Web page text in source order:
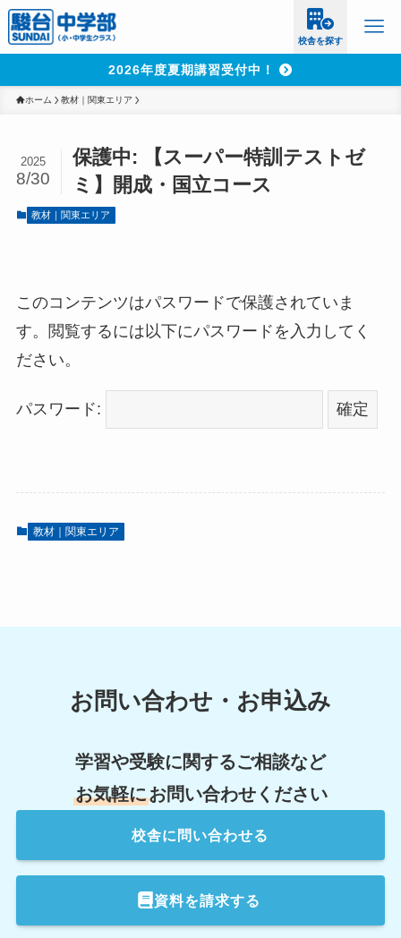
校舎を探す
2026年度夏期講習受付中！
ホーム 教材｜関東エリア
保護中: 【スーパー特訓テストゼ
ミ】開成・国立コース
2025
8/30
教材｜関東エリア
このコンテンツはパスワードで保護されていま
す。閲覧するには以下にパスワードを入力してく
ださい。
パスワード:
教材｜関東エリア
お問い合わせ・お申込み
学習や受験に関するご相談など
お気軽にお問い合わせください
校舎に問い合わせる
資料を請求する